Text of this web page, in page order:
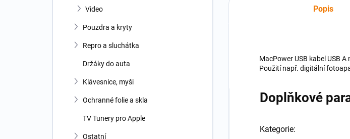
Video
Pouzdra a kryty
Repro a sluchátka
Držáky do auta
Klávesnice, myši
Ochranné folie a skla
TV Tunery pro Apple
Ostatní
Popis
MacPower USB kabel USB
Použití např. digitální
Doplňkové
Kategorie: